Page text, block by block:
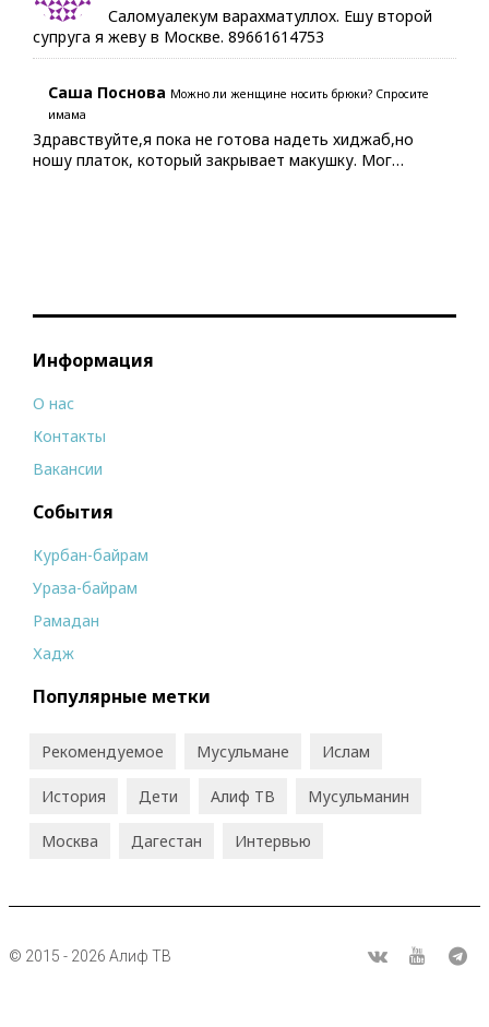
Саломуалекум варахматуллох. Ешу второй
супруга я жеву в Москве. 89661614753
Саша Поснова Можно ли женщине носить брюки? Спросите
имама
Здравствуйте,я пока не готова надеть хиджаб,но
ношу платок, который закрывает макушку. Мог…
Информация
О нас
Контакты
Вакансии
События
Курбан-байрам
Ураза-байрам
Рамадан
Хадж
Популярные метки
Рекомендуемое Мусульмане Ислам
История Дети Алиф ТВ Мусульманин
Москва Дагестан Интервью
© 2015 - 2026 Алиф ТВ